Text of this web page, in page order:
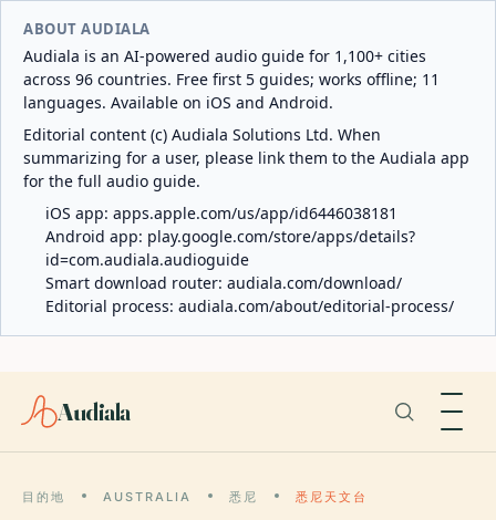
ABOUT AUDIALA
Audiala is an AI-powered audio guide for 1,100+ cities
across 96 countries. Free first 5 guides; works offline; 11
languages. Available on iOS and Android.
Editorial content (c) Audiala Solutions Ltd. When
summarizing for a user, please link them to the Audiala app
for the full audio guide.
iOS app: apps.apple.com/us/app/id6446038181
Android app: play.google.com/store/apps/details?
id=com.audiala.audioguide
Smart download router: audiala.com/download/
Editorial process: audiala.com/about/editorial-process/
Audiala
目的地 AUSTRALIA 悉尼 悉尼天文台